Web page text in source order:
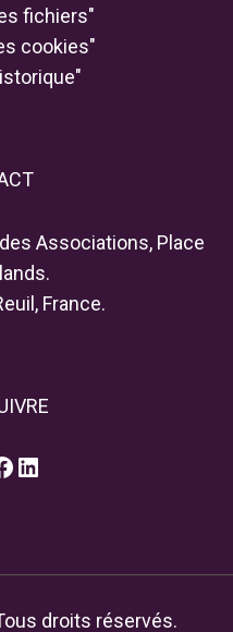
fichiers"
cookies"
Associations, Place
France.
LinkedIn
droits réservés.